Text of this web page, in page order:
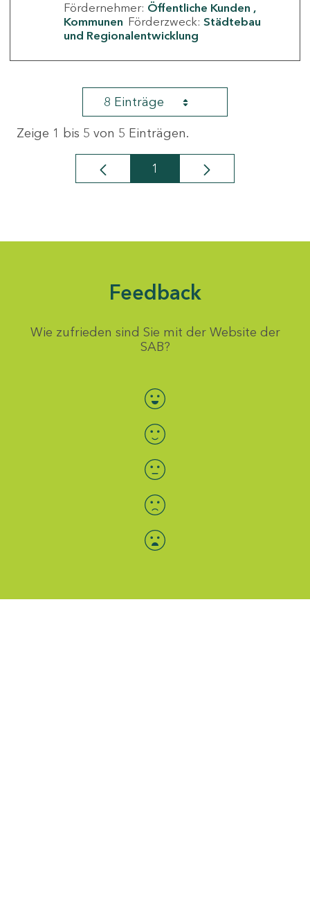
Fördernehmer: Öffentliche Kunden
Kommunen Förderzweck: Städtebau
und Regionalentwicklung
8 Einträge
Zeige 1 bis 5 von 5 Einträgen.
Seite
1
Feedback
Wie zufrieden sind Sie mit der Website der
SAB?
Bewertung auswählen